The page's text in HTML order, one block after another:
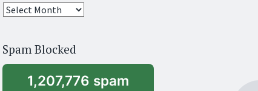
25
archive
Spam Blocked
1,207,776 spam